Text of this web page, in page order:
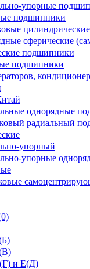
упорные
подшипники
цилиндрические
сферические
подшипники
подшипники
однорядные
радиальный
упорный
упорные
и E(Д)